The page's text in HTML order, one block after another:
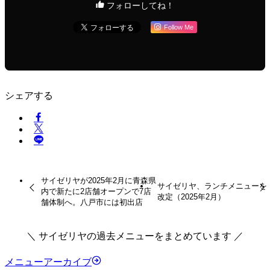
フォローしてね！
Follow Me
シェアする
サイゼリヤが2025年2月に青森県
内で新たに2店舗オープンで7店
舗体制へ。八戸市には初出店
サイゼリヤ、ランチメニューを
改定（2025年2月）
＼ サイゼリヤの過去メニューをまとめています ／
メニューアーカイブ